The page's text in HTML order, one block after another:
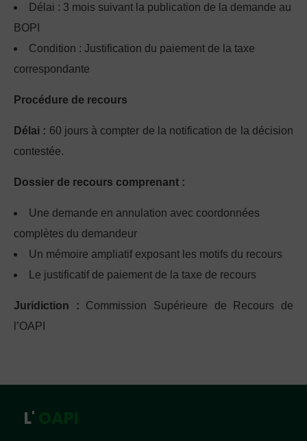
Délai : 3 mois suivant la publication de la demande au
BOPI
Condition : Justification du paiement de la taxe
correspondante
Procédure de recours
Délai : 60 jours à compter de la notification de la décision
contestée.
Dossier de recours comprenant :
Une demande en annulation avec coordonnées
complètes du demandeur
Un mémoire ampliatif exposant les motifs du recours
Le justificatif de paiement de la taxe de recours
Juridiction : Commission Supérieure de Recours de
l’OAPI
L'